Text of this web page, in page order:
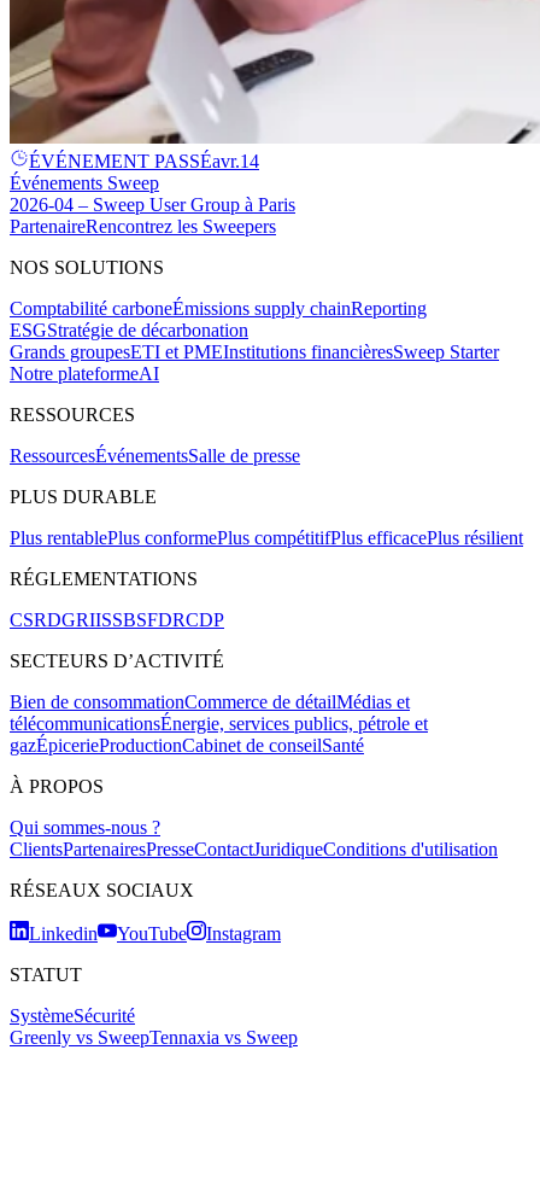
ÉVÉNEMENT PASSÉavr.14
Événements Sweep
2026-04 – Sweep User Group à Paris
PartenaireRencontrez les Sweepers
NOS SOLUTIONS
Comptabilité carboneÉmissions supply chainReporting
ESGStratégie de décarbonation
Grands groupesETI et PMEInstitutions financièresSweep Starter
Notre plateformeAI
RESSOURCES
RessourcesÉvénementsSalle de presse
PLUS DURABLE
Plus rentablePlus conformePlus compétitifPlus efficacePlus résilient
RÉGLEMENTATIONS
CSRDGRIISSBSFDRCDP
SECTEURS D’ACTIVITÉ
Bien de consommationCommerce de détailMédias et
télécommunicationsÉnergie, services publics, pétrole et
gazÉpicerieProductionCabinet de conseilSanté
À PROPOS
Qui sommes-nous ?
ClientsPartenairesPresseContactJuridiqueConditions d'utilisation
RÉSEAUX SOCIAUX
Linkedin YouTube
Instagram
STATUT
SystèmeSécurité
Greenly vs SweepTennaxia vs Sweep